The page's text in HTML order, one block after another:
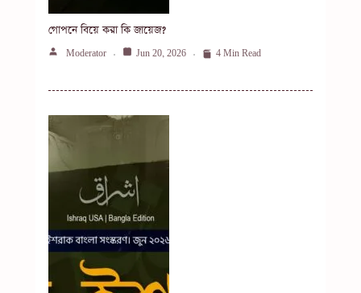
গোপনে বিয়ে করা কি জায়েজ?
Moderator Jun 20, 2026 4 Min Read